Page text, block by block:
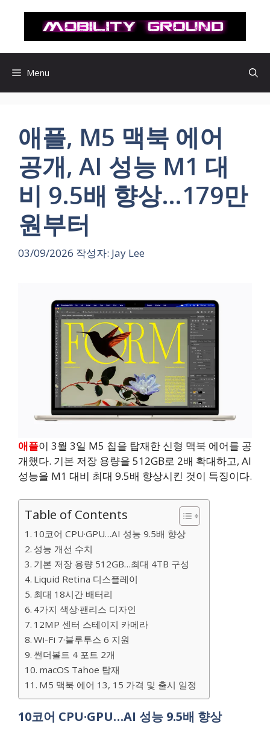
로
Menu
애플, M5 맥북 에어
공개, AI 성능 M1 대
비 9.5배 향상…179만
원부터
03/09/2026 작성자: Jay Lee
애플이 3월 3일 M5 칩을 탑재한 신형 맥북 에어를 공
개했다. 기본 저장 용량을 512GB로 2배 확대하고, AI
성능을 M1 대비 최대 9.5배 향상시킨 것이 특징이다.
Table of Contents
10코어 CPU·GPU…AI 성능 9.5배 향상
성능 개선 수치
기본 저장 용량 512GB…최대 4TB 구성
Liquid Retina 디스플레이
최대 18시간 배터리
4가지 색상·팬리스 디자인
12MP 센터 스테이지 카메라
Wi-Fi 7·블루투스 6 지원
썬더볼트 4 포트 2개
macOS Tahoe 탑재
M5 맥북 에어 13, 15 가격 및 출시 일정
10코어 CPU·GPU…AI 성능 9.5배 향상